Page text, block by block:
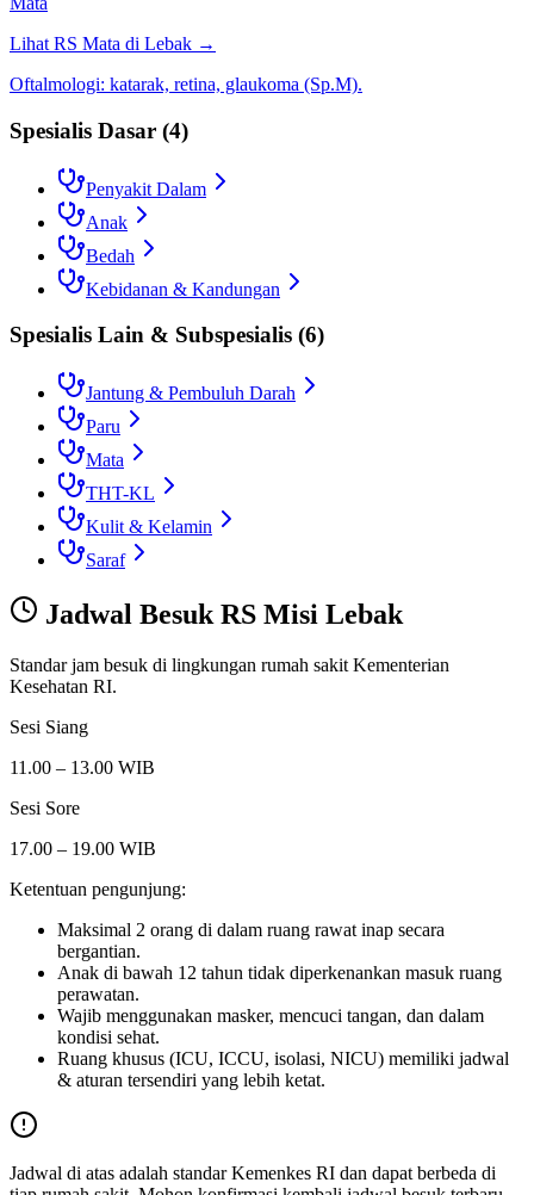
Lihat RS Mata di Lebak →
Oftalmologi: katarak, retina, glaukoma (Sp.M).
Spesialis Dasar (4)
Penyakit Dalam
Anak
Bedah
Kebidanan & Kandungan
Spesialis Lain & Subspesialis (6)
Jantung & Pembuluh Darah
Paru
Mata
THT-KL
Kulit & Kelamin
Saraf
Jadwal Besuk RS Misi Lebak
Standar jam besuk di lingkungan rumah sakit Kementerian
Kesehatan RI.
Sesi Siang
11.00 – 13.00 WIB
Sesi Sore
17.00 – 19.00 WIB
Ketentuan pengunjung:
Maksimal 2 orang di dalam ruang rawat inap secara
bergantian.
Anak di bawah 12 tahun tidak diperkenankan masuk ruang
perawatan.
Wajib menggunakan masker, mencuci tangan, dan dalam
kondisi sehat.
Ruang khusus (ICU, ICCU, isolasi, NICU) memiliki jadwal
& aturan tersendiri yang lebih ketat.
Jadwal di atas adalah standar Kemenkes RI dan dapat berbeda di